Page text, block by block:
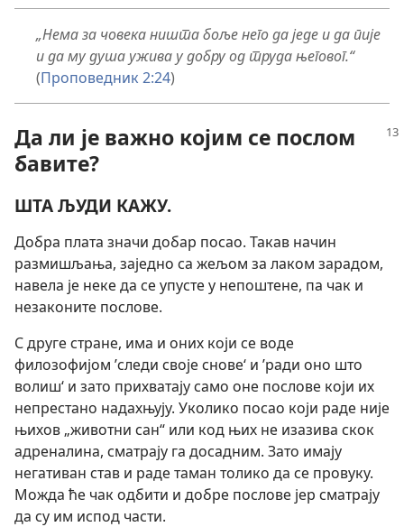
„Нема за човека ништа боље него да једе и да пије
и да му душа ужива у добру од труда његовог.“
(Проповедник 2:24)
Да ли је важно којим се послом
бавите?
ШТА ЉУДИ КАЖУ.
Добра плата значи добар посао. Такав начин
размишљања, заједно са жељом за лаком зарадом,
навела је неке да се упусте у непоштене, па чак и
незаконите послове.
С друге стране, има и оних који се воде
филозофијом ’следи своје снове‘ и ’ради оно што
волиш‘ и зато прихватају само оне послове који их
непрестано надахњују. Уколико посао који раде није
њихов „животни сан“ или код њих не изазива скок
адреналина, сматрају га досадним. Зато имају
негативан став и раде таман толико да се провуку.
Можда ће чак одбити и добре послове јер сматрају
да су им испод части.